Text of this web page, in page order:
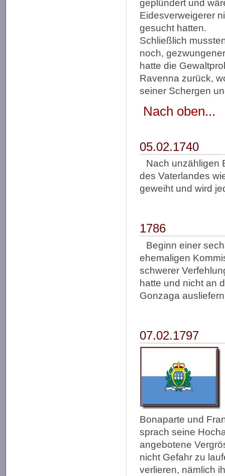
geplündert und
Eidesverweigerer
gesucht hatten.
Schließlich
noch,
hatte die
Ravenna zurück,
seiner Schergen
Nach oben...
05.02.1740
Nach unzähligen
des Vaterlandes
geweiht und wird
1786
Beginn einer
ehemaligen
schwerer
hatte und nicht an
Gonzaga
07.02.1797
Bonaparte und
sprach seine
angebotene
nicht Gefahr zu
verlieren, nämlich